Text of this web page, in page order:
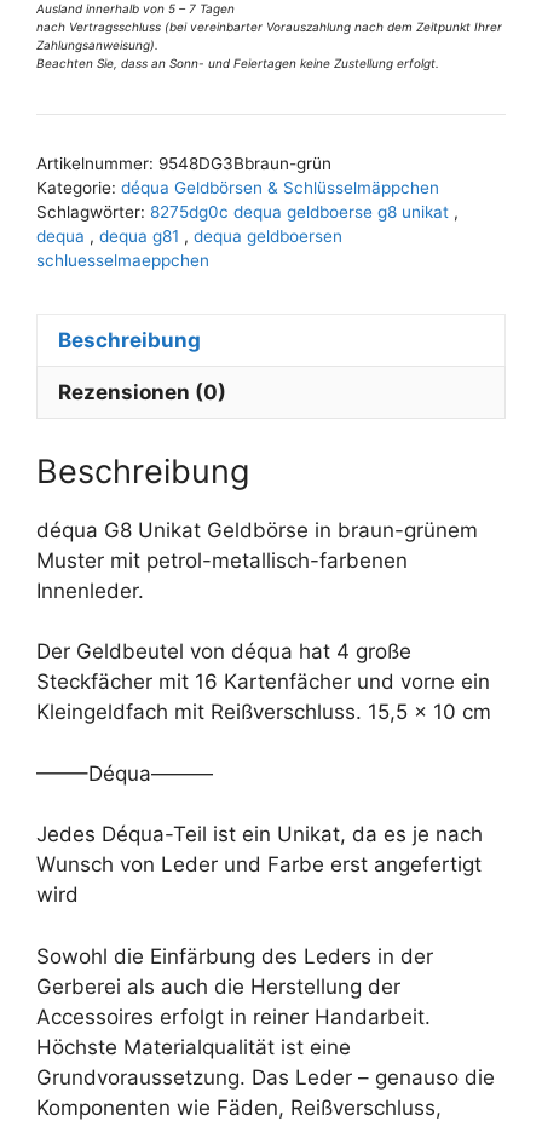
G8/2
Unikat
braun-
Ausland innerhalb von 5 – 7 Tagen
nach Vertragsschluss (bei vereinbarter Vorauszahlung nach dem Zeitpunkt Ihrer
Zahlungsanweisung).
Beachten Sie, dass an Sonn- und Feiertagen keine Zustellung erfolgt.
l
e
r
n
a
v
:
Artikelnummer: 9548DG3Bbraun-grün
Kategorie: déqua Geldbörsen & Schlüsselmäppchen
Schlagwörter: 8275dg0c dequa geldboerse g8 unikat ,
dequa , dequa g81 , dequa geldboersen
schluesselmaeppchen
Beschreibung
Rezensionen (0)
Beschreibung
déqua G8 Unikat Geldbörse in braun-grünem
Muster mit petrol-metallisch-farbenen
Innenleder.
Der Geldbeutel von déqua hat 4 große
Steckfächer mit 16 Kartenfächer und vorne ein
Kleingeldfach mit Reißverschluss. 15,5 x 10 cm
——–Déqua———
Jedes Déqua-Teil ist ein Unikat, da es je nach
Wunsch von Leder und Farbe erst angefertigt
wird
Sowohl die Einfärbung des Leders in der
Gerberei als auch die Herstellung der
Accessoires erfolgt in reiner Handarbeit.
Höchste Materialqualität ist eine
Grundvoraussetzung. Das Leder – genauso die
Komponenten wie Fäden, Reißverschluss,